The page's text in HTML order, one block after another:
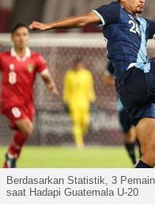
Berdasarkan Statistik, 3
saat Hadapi Guatemala U-20